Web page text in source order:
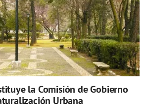
la Comisión de Gobierno
Urbana